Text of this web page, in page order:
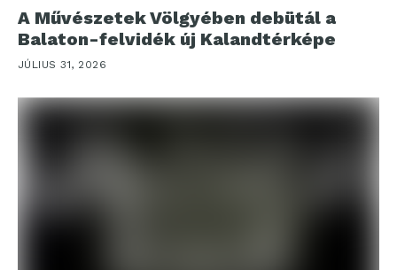
A Művészetek Völgyében debütál a
Balaton-felvidék új Kalandtérképe
JÚLIUS 31, 2026